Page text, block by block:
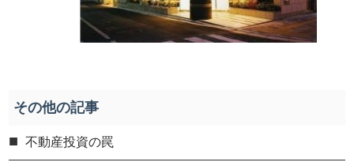
その他の記事
不動産投資の罠